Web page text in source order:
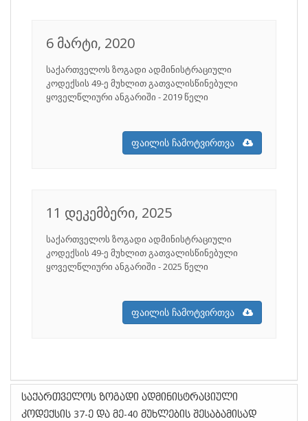
6 მარტი, 2020
საქართველოს ზოგადი ადმინისტრაციული
კოდექსის 49-­ე მუხლით გათვალისწინებული
ყოველწლიური ანგარიში - 2019 წელი
ფაილის ჩამოტვირთვა
11 დეკემბერი, 2025
საქართველოს ზოგადი ადმინისტრაციული
კოდექსის 49-­ე მუხლით გათვალისწინებული
ყოველწლიური ანგარიში - 2025 წელი
ფაილის ჩამოტვირთვა
საქართველოს ზოგადი ადმინისტრაციული
კოდექსის 37-­ე და მე­-40 მუხლების შესაბამისად